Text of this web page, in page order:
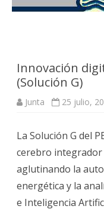
Innovación
(Solución G)
Junta 25 julio,
La Solución G del
cerebro integrador
aglutinando la
energética y la
e Inteligencia